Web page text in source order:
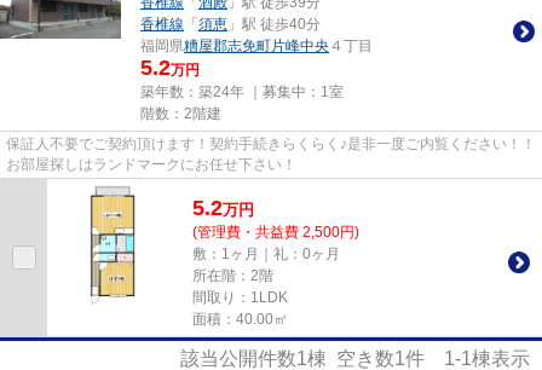
香椎線 「 須恵 」駅 徒歩40分
福岡県糟屋郡志免町片峰中央 ４丁目
5.2万円
築年数：築24年 ｜募集中： 1室
階数：2階建
保証人不要でご契約頂けます！契約手続きらくらく♪是非一度ご内覧ください！！
お部屋探しはランドマークにお任せ下さい！
5.2万円
(管理費・共益費 2,500円)
敷：1ヶ月｜礼：0ヶ月
所在階：2階
間取り：1LDK
面積：40.00㎡
該当公開件数1棟 空き数1件 1-1棟表示